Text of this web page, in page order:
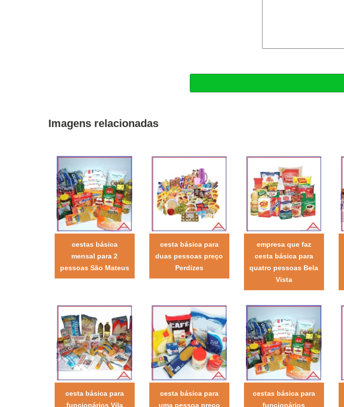
Imagens relacionadas
cestas básica
mensal para 2
pessoas São Mateus
cesta básica para
duas pessoas preço
Perdizes
empresa que faz
cesta básica para
quatro pessoas Bela
Vista
cesta básica para
funcionários Vila
cesta básica para
uma pessoa preço
cestas básica para
funcionários